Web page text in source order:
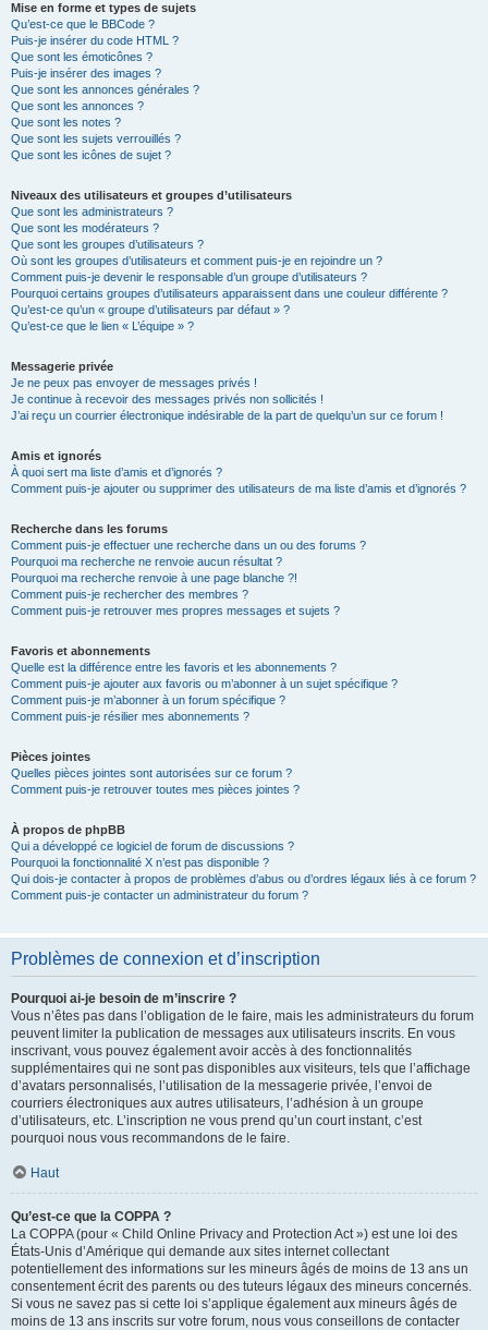
Mise en forme et types de sujets
Qu’est-ce que le BBCode ?
Puis-je insérer du code HTML ?
Que sont les émoticônes ?
Puis-je insérer des images ?
Que sont les annonces générales ?
Que sont les annonces ?
Que sont les notes ?
Que sont les sujets verrouillés ?
Que sont les icônes de sujet ?
Niveaux des utilisateurs et groupes d’utilisateurs
Que sont les administrateurs ?
Que sont les modérateurs ?
Que sont les groupes d’utilisateurs ?
Où sont les groupes d’utilisateurs et comment puis-je en rejoindre un ?
Comment puis-je devenir le responsable d’un groupe d’utilisateurs ?
Pourquoi certains groupes d’utilisateurs apparaissent dans une couleur différente ?
Qu’est-ce qu’un « groupe d’utilisateurs par défaut » ?
Qu’est-ce que le lien « L’équipe » ?
Messagerie privée
Je ne peux pas envoyer de messages privés !
Je continue à recevoir des messages privés non sollicités !
J’ai reçu un courrier électronique indésirable de la part de quelqu’un sur ce forum !
Amis et ignorés
À quoi sert ma liste d’amis et d’ignorés ?
Comment puis-je ajouter ou supprimer des utilisateurs de ma liste d’amis et d’ignorés ?
Recherche dans les forums
Comment puis-je effectuer une recherche dans un ou des forums ?
Pourquoi ma recherche ne renvoie aucun résultat ?
Pourquoi ma recherche renvoie à une page blanche ?!
Comment puis-je rechercher des membres ?
Comment puis-je retrouver mes propres messages et sujets ?
Favoris et abonnements
Quelle est la différence entre les favoris et les abonnements ?
Comment puis-je ajouter aux favoris ou m’abonner à un sujet spécifique ?
Comment puis-je m’abonner à un forum spécifique ?
Comment puis-je résilier mes abonnements ?
Pièces jointes
Quelles pièces jointes sont autorisées sur ce forum ?
Comment puis-je retrouver toutes mes pièces jointes ?
À propos de phpBB
Qui a développé ce logiciel de forum de discussions ?
Pourquoi la fonctionnalité X n’est pas disponible ?
Qui dois-je contacter à propos de problèmes d’abus ou d’ordres légaux liés à ce forum ?
Comment puis-je contacter un administrateur du forum ?
Problèmes de connexion et d’inscription
Pourquoi ai-je besoin de m’inscrire ?
Vous n’êtes pas dans l’obligation de le faire, mais les administrateurs du forum
peuvent limiter la publication de messages aux utilisateurs inscrits. En vous
inscrivant, vous pouvez également avoir accès à des fonctionnalités
supplémentaires qui ne sont pas disponibles aux visiteurs, tels que l’affichage
d’avatars personnalisés, l’utilisation de la messagerie privée, l’envoi de
courriers électroniques aux autres utilisateurs, l’adhésion à un groupe
d’utilisateurs, etc. L’inscription ne vous prend qu’un court instant, c’est
pourquoi nous vous recommandons de le faire.
Haut
Qu’est-ce que la COPPA ?
La COPPA (pour « Child Online Privacy and Protection Act ») est une loi des
États-Unis d’Amérique qui demande aux sites internet collectant
potentiellement des informations sur les mineurs âgés de moins de 13 ans un
consentement écrit des parents ou des tuteurs légaux des mineurs concernés.
Si vous ne savez pas si cette loi s’applique également aux mineurs âgés de
moins de 13 ans inscrits sur votre forum, nous vous conseillons de contacter